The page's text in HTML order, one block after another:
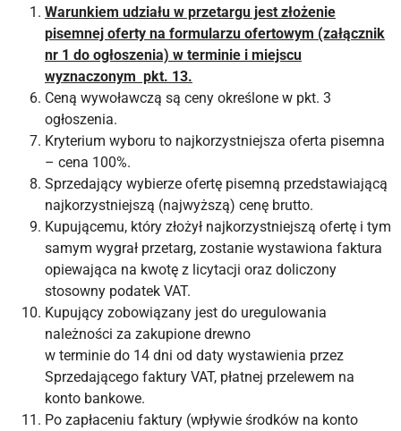
Warunkiem udziału w przetargu jest złożenie
pisemnej oferty na formularzu ofertowym (załącznik
nr 1 do ogłoszenia) w terminie i miejscu
wyznaczonym pkt. 13.
Ceną wywoławczą są ceny określone w pkt. 3
ogłoszenia.
Kryterium wyboru to najkorzystniejsza oferta pisemna
– cena 100%.
Sprzedający wybierze ofertę pisemną przedstawiającą
najkorzystniejszą (najwyższą) cenę brutto.
Kupującemu, który złożył najkorzystniejszą ofertę i tym
samym wygrał przetarg, zostanie wystawiona faktura
opiewająca na kwotę z licytacji oraz doliczony
stosowny podatek VAT.
Kupujący zobowiązany jest do uregulowania
należności za zakupione drewno
w terminie do 14 dni od daty wystawienia przez
Sprzedającego faktury VAT, płatnej przelewem na
konto bankowe.
Po zapłaceniu faktury (wpływie środków na konto